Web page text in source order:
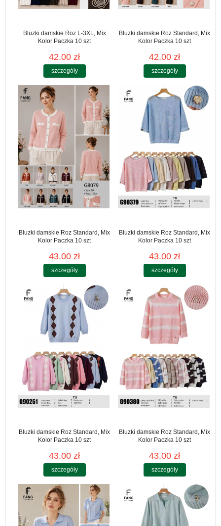
Bluzki damskie Roz L-3XL, Mix
Kolor Paczka 10 szt
42.00 zł
szczegóły
Bluzki damskie Roz Standard, Mix
Kolor Paczka 10 szt
42.00 zł
szczegóły
Bluzki damskie Roz Standard, Mix
Kolor Paczka 10 szt
43.00 zł
szczegóły
Bluzki damskie Roz Standard, Mix
Kolor Paczka 10 szt
43.00 zł
szczegóły
Bluzki damskie Roz Standard, Mix
Kolor Paczka 10 szt
43.00 zł
szczegóły
Bluzki damskie Roz Standard, Mix
Kolor Paczka 10 szt
43.00 zł
szczegóły